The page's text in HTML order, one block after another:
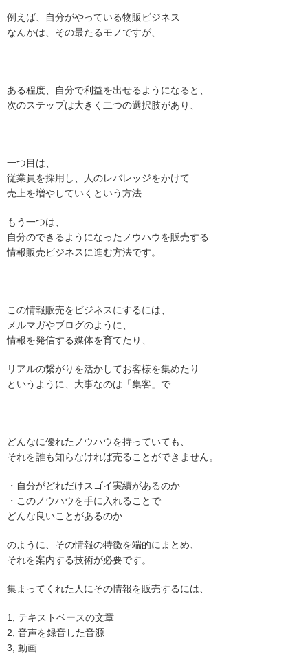
例えば、自分がやっている物販ビジネス
なんかは、その最たるモノですが、
ある程度、自分で利益を出せるようになると、
次のステップは大きく二つの選択肢があり、
一つ目は、
従業員を採用し、人のレバレッジをかけて
売上を増やしていくという方法
もう一つは、
自分のできるようになったノウハウを販売する
情報販売ビジネスに進む方法です。
この情報販売をビジネスにするには、
メルマガやブログのように、
情報を発信する媒体を育てたり、
リアルの繋がりを活かしてお客様を集めたり
というように、大事なのは「集客」で
どんなに優れたノウハウを持っていても、
それを誰も知らなければ売ることができません。
・自分がどれだけスゴイ実績があるのか
・このノウハウを手に入れることで
どんな良いことがあるのか
のように、その情報の特徴を端的にまとめ、
それを案内する技術が必要です。
集まってくれた人にその情報を販売するには、
1, テキストベースの文章
2, 音声を録音した音源
3, 動画